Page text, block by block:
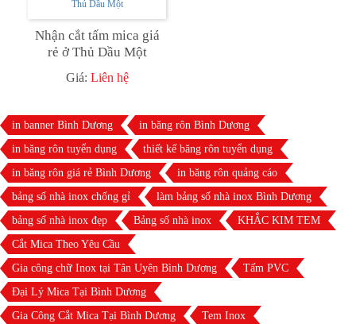
Nhận cắt tấm mica giá
rẻ ở Thủ Dầu Một
Giá: Liên hệ
in banner Bình Dương
in băng rôn Bình Dương
in băng rôn tuyển dụng
thiết kế băng rôn tuyển dụng
in băng rôn giá rẻ Bình Dương
in băng rôn quảng cáo
bảng số nhà inox chống gỉ
làm bảng số nhà inox Bình Dương
bảng số nhà inox đẹp
Bảng số nhà inox
KHẮC KIM TEM
Cắt Mica Theo Yêu Cầu
Gia công chữ Inox tại Tân Uyên Bình Dương
Tấm PVC
Đại Lý Mica Tại Bình Dương
Gia Công Cắt Mica Tại Bình Dương
Tem Inox